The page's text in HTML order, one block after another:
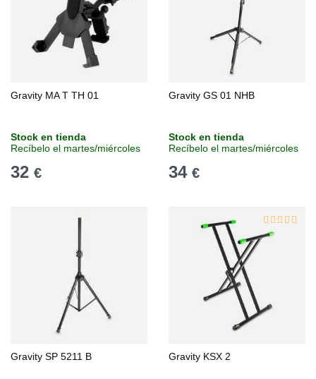
Gravity MA T TH 01
Stock en tienda
Recíbelo el martes/miércoles
32 €
Gravity GS 01 NHB
Stock en tienda
Recíbelo el martes/miércoles
34 €
Gravity SP 5211 B Gravity KSX 2